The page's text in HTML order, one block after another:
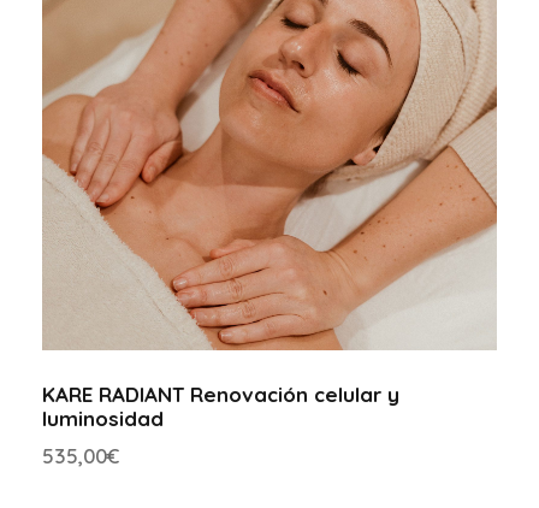
KARE RADIANT Renovación celular y
luminosidad
535,00€